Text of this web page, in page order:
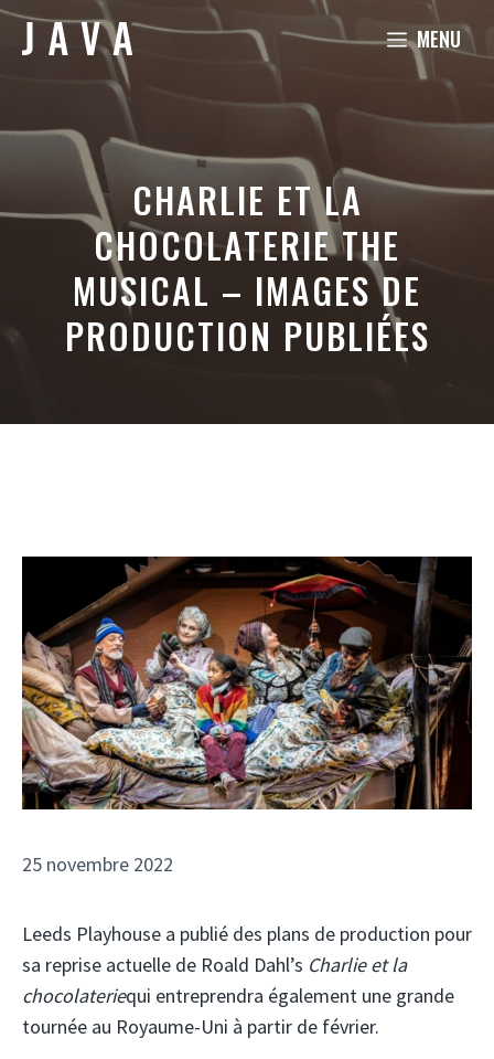
Aller
MENU
CHARLIE ET LA
CHOCOLATERIE THE
MUSICAL – IMAGES DE
PRODUCTION PUBLIÉES
25 novembre 2022
Leeds Playhouse a publié des plans de production pour
sa reprise actuelle de Roald Dahl’s Charlie et la
chocolateriequi entreprendra également une grande
tournée au Royaume-Uni à partir de février.